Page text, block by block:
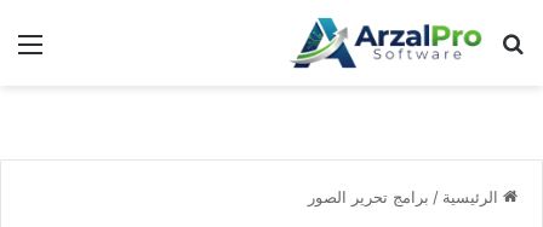
بحث عن
الرئيسية / برامج تحرير الصور